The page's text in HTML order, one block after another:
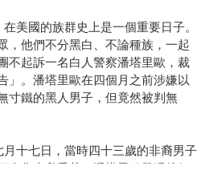
美國的族群史上是一個重要日子。
，他們不分黑白、不論種族，一起
不起訴一名白人警察潘塔里歐，裁
」。潘塔里歐在四個月之前涉嫌以
寸鐵的黑人男子，但竟然被判無
十七日，當時四十三歲的非裔男子
售走私香菸，潘塔里歐發現後便